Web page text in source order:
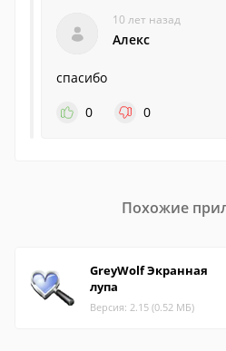
10 лет назад
Алекс
спасибо
0
0
Похожие
GreyWolf Экранная
лупа
Версия: 2.15 (0.52 МБ)